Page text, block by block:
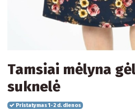
Tamsiai mėlyna
suknelė
Pristatymas 1-2 d. dienos